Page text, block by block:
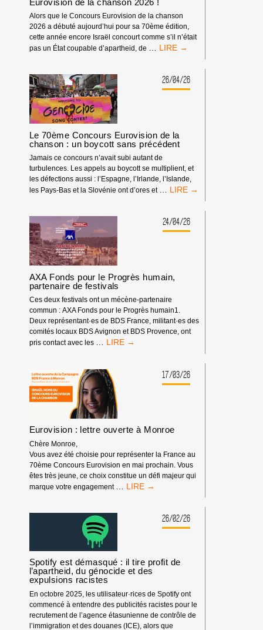
Alors que le Concours Eurovision de la chanson
2026 a débuté aujourd’hui pour sa 70ème édition,
cette année encore Israël concourt comme s’il n’était
pas un État coupable d’apartheid, de
PAS
NORMALISATION
DE
L’ÉTAT
LA
TV
POUR
LE
CONCOURS
EUROVISION
DE
CHANSON
2026
26/04/26
Le 70ème Concours Eurovision de la
chanson : un boycott sans précédent
Jamais ce concours n’avait subi autant de
turbulences. Les appels au boycott se multiplient, et
les défections aussi : l’Espagne, l’Irlande, l’Islande,
les Pays-Bas et la Slovénie ont d’ores et … LE
CONCOURS
EUROVISION
DE
UN
BOYCOTT
PRÉCÉDENT
24/04/26
AXA Fonds pour le Progrès humain,
partenaire de festivals
Ces deux festivals ont un mécène-partenaire
commun : AXA Fonds pour le Progrès humain1.
Deux représentant·es de BDS France, militant·es des
comités locaux BDS Avignon et BDS Provence, ont
pris contact avec les … AXA
LE
PROGRÈS
HUMAIN,
PARTENAIRE
DE
FESTIVALS
17/03/26
Eurovision : lettre ouverte à Monroe
Chère Monroe,
Vous avez été choisie pour représenter la France au
70ème Concours Eurovision en mai prochain. Vous
êtes très jeune, ce choix constitue un défi majeur qui
marque votre engagement
EUROVISION
OUVERTE26/02/26
Spotify est démasqué : il tire profit de
l’apartheid, du génocide et des
expulsions racistes
En octobre 2025, les utilisateur·rices de Spotify ont
commencé à entendre des publicités racistes pour le
recrutement de l’agence étasunienne de contrôle de
l’immigration et des douanes (ICE), alors que